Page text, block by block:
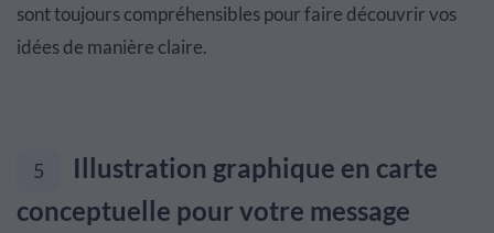
sont toujours compréhensibles pour faire découvrir vos
idées de manière claire.
5
Illustration graphique en carte
conceptuelle pour votre message